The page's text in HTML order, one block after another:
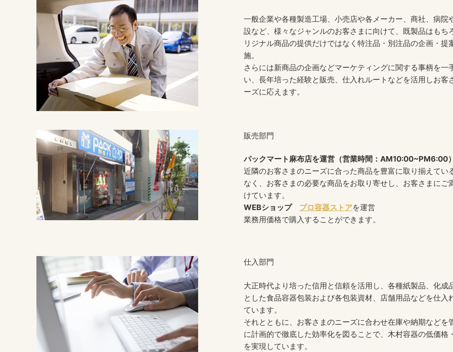
一般企業や各種製造工場、小売店や各メーカー、商社、病院
設など、様々なジャンルのお客さまに向けて、既製品はもち
リジナル商品の提供だけではなく特注品・別注品の企画・提
施。
さらには新商品の企画などマーケティングに関する事柄を一
い、長年培った経験と販売、仕入れルートなどを活用しお客
ーズに応えます。
販売部門
パックマート麻布店を運営（営業時間：AM10:00~PM6:00）
近隣のお客さまのニーズに合った商品を豊富に取り揃えてい
なく、お客さまの必要な商品をお取り寄せし、お客さまにご
けています。
WEBショップ プロ容器ストアを運営
業務用価格で購入することができます。
仕入部門
大正時代より培った信用と信頼を活用し、各種紙製品、化成
とした食品容器包装および各包装資材、店舗用品などを仕入
ています。
それとともに、お客さまのニーズに合わせ在庫や納期などを
に計画的で徹底した効率化を図ることで、木村容器の低価格
を実現しています。